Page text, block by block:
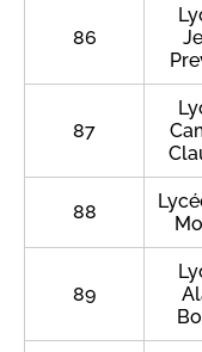
86
87
88
89